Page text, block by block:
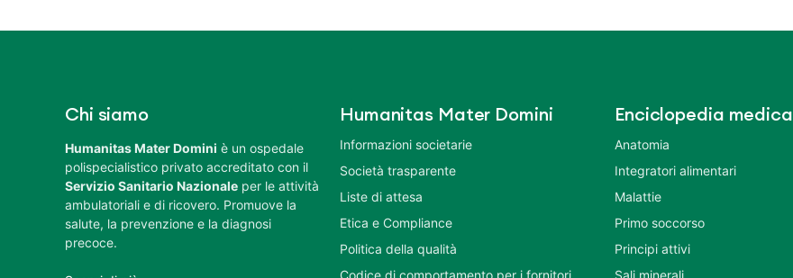
Chi siamo
Humanitas Mater Domini è un ospedale
polispecialistico privato accreditato con il
Servizio Sanitario Nazionale per le attività
ambulatoriali e di ricovero. Promuove la
salute, la prevenzione e la diagnosi
precoce.
Humanitas Mater Domini
Informazioni societarie
Società trasparente
Liste di attesa
Etica e Compliance
Politica della qualità
Enciclopedia medica
Anatomia
Integratori alimentari
Malattie
Primo soccorso
Principi attivi